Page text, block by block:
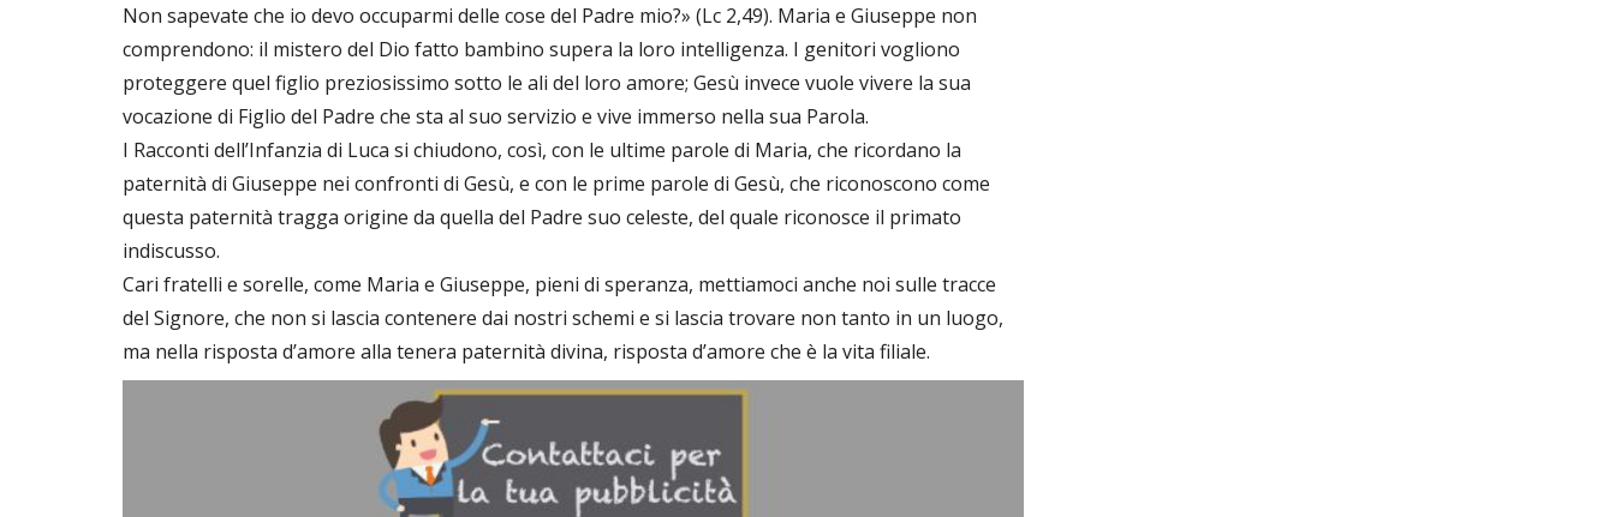
Non sapevate che io devo occuparmi delle cose del Padre mio?» (Lc 2,49). Maria e Giuseppe non
comprendono: il mistero del Dio fatto bambino supera la loro intelligenza. I genitori vogliono
proteggere quel figlio preziosissimo sotto le ali del loro amore; Gesù invece vuole vivere la sua
vocazione di Figlio del Padre che sta al suo servizio e vive immerso nella sua Parola.
I Racconti dell’Infanzia di Luca si chiudono, così, con le ultime parole di Maria, che ricordano la
paternità di Giuseppe nei confronti di Gesù, e con le prime parole di Gesù, che riconoscono come
questa paternità tragga origine da quella del Padre suo celeste, del quale riconosce il primato
indiscusso.
Cari fratelli e sorelle, come Maria e Giuseppe, pieni di speranza, mettiamoci anche noi sulle tracce
del Signore, che non si lascia contenere dai nostri schemi e si lascia trovare non tanto in un luogo,
ma nella risposta d’amore alla tenera paternità divina, risposta d’amore che è la vita filiale.